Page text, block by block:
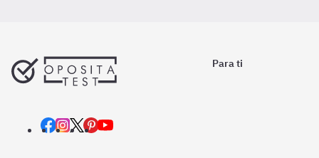
Para ti